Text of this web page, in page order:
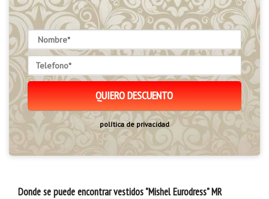
política de privacidad
Donde se puede encontrar vestidos "Mishel Eurodress" MR